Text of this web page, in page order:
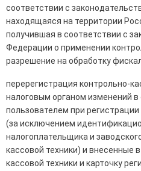
соответствии с
находящаяся на территории
получившая в соответствии с
Федерации о применении
разрешение на обработку
перерегистрация контрольно-
налоговым органом изменений
пользователем при
(за исключением
налогоплательщика и
кассовой техники) и внесенные
кассовой техники и карточку